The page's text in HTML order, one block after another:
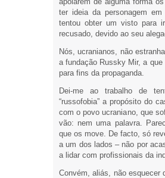
ter ideia da personagem
tentou obter um visto para
recusado, devido ao seu
Nós, ucranianos, não
a fundação Russky Mir, a
para fins da propaganda.
Dei-me ao trabalho de
“russofobia” a propósito do
com o povo ucraniano, que
vão: nem uma palavra.
que os move. De facto, só
a um dos lados – não por
a lidar com profissionais da
Convém, aliás, não esquecer